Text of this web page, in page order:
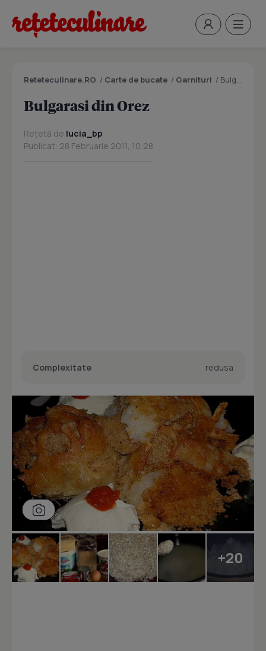
Reteteculinare.RO / Carte de bucate / Garnituri / Bulgarasi din Orez
Bulgarasi din Orez
Rețetă de lucia_bp
Publicat: 28 Februarie 2011, 10:28
Complexitate redusa
+20